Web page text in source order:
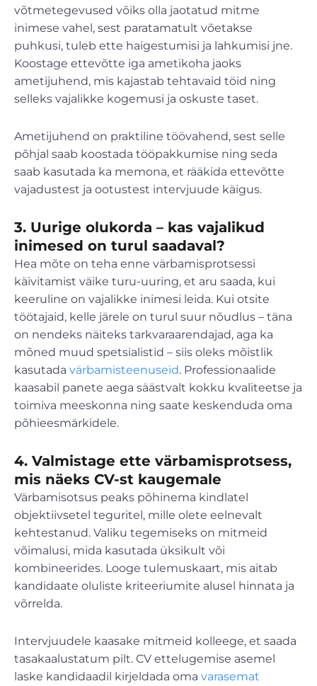
võtmetegevused võiks olla jaotatud mitme
inimese vahel, sest paratamatult võetakse
puhkusi, tuleb ette haigestumisi ja lahkumisi jne.
Koostage ettevõtte iga ametikoha jaoks
ametijuhend, mis kajastab tehtavaid töid ning
selleks vajalikke kogemusi ja oskuste taset.
Ametijuhend on praktiline töövahend, sest selle
põhjal saab koostada tööpakkumise ning seda
saab kasutada ka memona, et rääkida ettevõtte
vajadustest ja ootustest intervjuude käigus.
3. Uurige olukorda – kas vajalikud
inimesed on turul saadaval?
Hea mõte on teha enne värbamisprotsessi
käivitamist väike turu-uuring, et aru saada, kui
keeruline on vajalikke inimesi leida. Kui otsite
töötajaid, kelle järele on turul suur nõudlus – täna
on nendeks näiteks tarkvaraarendajad, aga ka
mõned muud spetsialistid – siis oleks mõistlik
kasutada värbamisteenuseid. Professionaalide
kaasabil panete aega säästvalt kokku kvaliteetse ja
toimiva meeskonna ning saate keskenduda oma
põhieesmärkidele.
4. Valmistage ette värbamisprotsess,
mis näeks CV-st kaugemale
Värbamisotsus peaks põhinema kindlatel
objektiivsetel teguritel, mille olete eelnevalt
kehtestanud. Valiku tegemiseks on mitmeid
võimalusi, mida kasutada üksikult või
kombineerides. Looge tulemuskaart, mis aitab
kandidaate oluliste kriteeriumite alusel hinnata ja
võrrelda.
Intervjuudele kaasake mitmeid kolleege, et saada
tasakaalustatum pilt. CV ettelugemise asemel
laske kandidaadil kirjeldada oma varasemat